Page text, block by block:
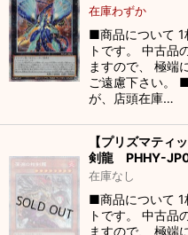
在庫わずか
■商品について 1
トです。 中古品
ますので、 極端
ご遠慮下さい。
が、店頭在庫…
【プリズマティ
剣龍 PHHY-
在庫なし
■商品について 1
トです。 中古品
ますので、 極端